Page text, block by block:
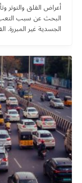
أعراض القلق والتوتر
البحث عن سبب التعب
الجسدية غير المبررة.